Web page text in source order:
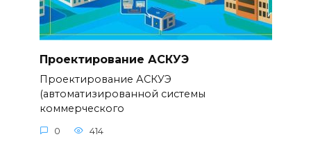
Проектирование АСКУЭ
Проектирование АСКУЭ
(автоматизированной системы
коммерческого
0 414